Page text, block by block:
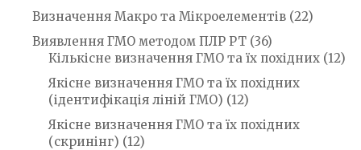
Визначення Макро та Мікроелементів (22)
Виявлення ГМО методом ПЛР РТ (36)
Кількісне визначення ГМО та їх похідних (12)
Якісне визначення ГМО та їх похідних
(ідентифікація ліній ГМО) (12)
Якісне визначення ГМО та їх похідних
(скринінг) (12)